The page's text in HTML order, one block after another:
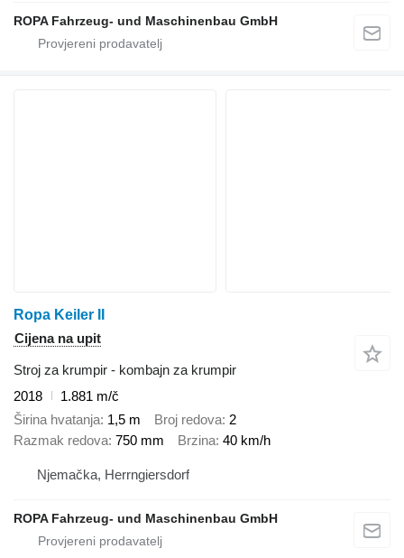
ROPA Fahrzeug- und Maschinenbau GmbH
Ropa Keiler II
Cijena na upit
Stroj za krumpir - kombajn za krumpir
2018
1.881 m/č
Širina hvatanja 1,5 m Broj redova 2
Razmak redova 750 mm Brzina 40 km/h
Njemačka, Herrngiersdorf
ROPA Fahrzeug- und Maschinenbau GmbH